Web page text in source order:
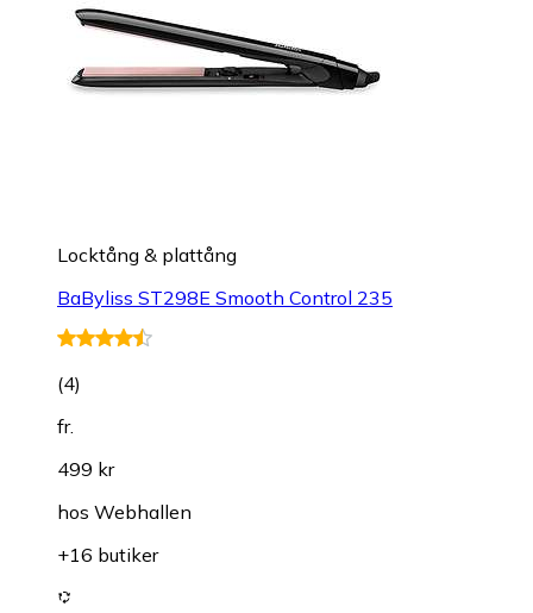
Locktång & plattång
BaByliss ST298E Smooth Control 235
(4)
fr.
499 kr
hos Webhallen
+16 butiker